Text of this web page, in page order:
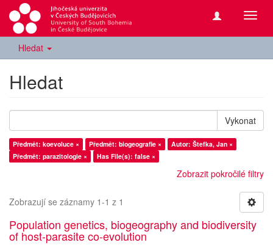
Hledat
Hledat
Vykonat
Předmět: koevoluce × Předmět: biogeografie ×
Autor: Štefka, Jan ×
Předmět: parazitologie ×
Has File(s): false ×
Zobrazit pokročilé filtry
Zobrazují se záznamy 1-1 z 1
Population genetics, biogeography and biodiversity
of host-parasite co-evolution